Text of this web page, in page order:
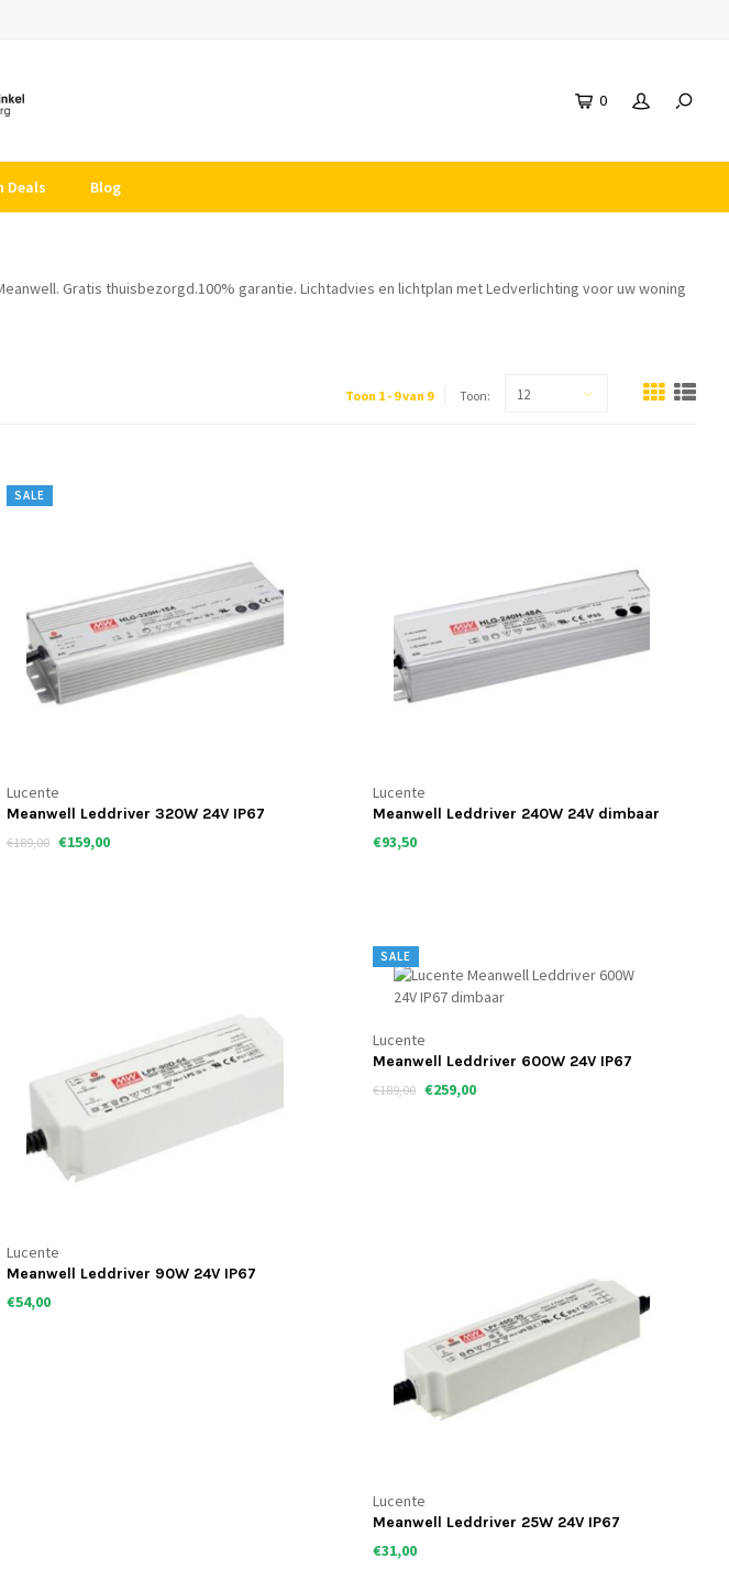
0
Deals Blog
Gratis thuisbezorgd.100% garantie. Lichtadvies en lichtplan met Ledverlichting voor uw woning
Toon 1 - 9 van 9 Toon: 12
SALE
Lucente
Meanwell Leddriver 320W 24V IP67
dimbaar
€189,00 €159,00
Lucente
Meanwell Leddriver 240W 24V dimbaar
IP67
€93,50
Lucente
Meanwell Leddriver 90W 24V IP67
dimbaar
€54,00
SALE
Lucente
Meanwell Leddriver 600W 24V IP67
dimbaar
€189,00 €259,00
Lucente
Meanwell Leddriver 25W 24V IP67
dimbaar
€31,00